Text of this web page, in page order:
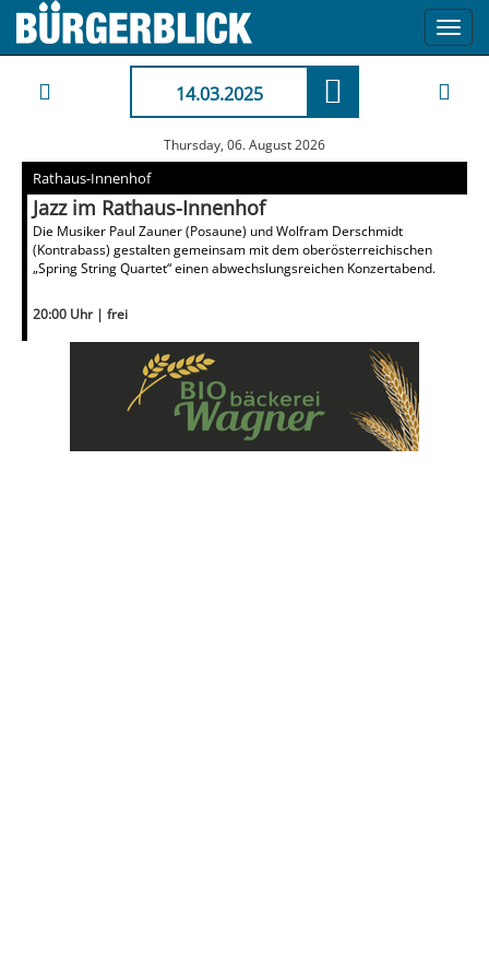
14.03.2025
Thursday, 06. August 2026
Rathaus-Innenhof
Jazz im Rathaus-Innenhof
Die Musiker Paul Zauner (Posaune) und Wolfram Derschmidt
(Kontrabass) gestalten gemeinsam mit dem oberösterreichischen
„Spring String Quartet“ einen abwechslungsreichen Konzertabend.
20:00 Uhr | frei